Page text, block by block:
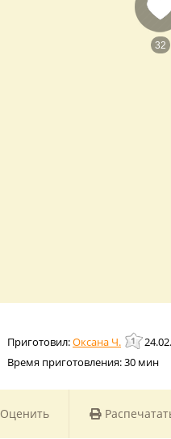
32
Оксана Ч.
Время приготовления:30 мин
Оценить